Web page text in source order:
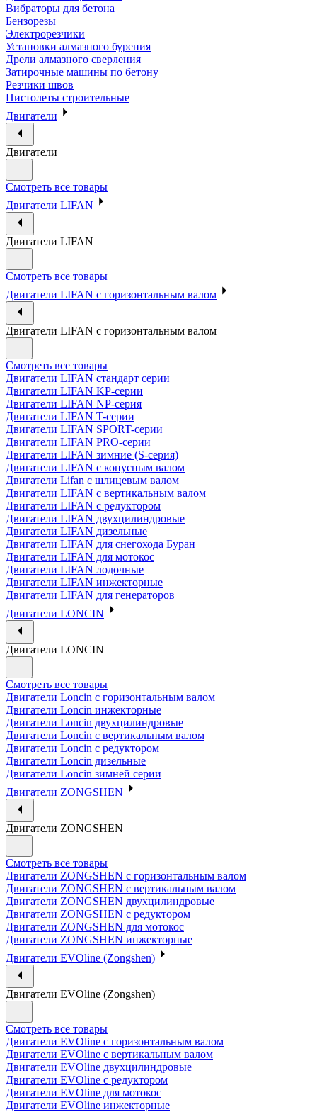
Вибраторы для бетона
Бензорезы
Электрорезчики
Установки алмазного бурения
Дрели алмазного сверления
Затирочные машины по бетону
Резчики швов
Пистолеты строительные
Двигатели
Двигатели
Смотреть все товары
Двигатели LIFAN
Двигатели LIFAN
Смотреть все товары
Двигатели LIFAN с горизонтальным валом
Двигатели LIFAN с горизонтальным валом
Смотреть все товары
Двигатели LIFAN стандарт серии
Двигатели LIFAN KP-серии
Двигатели LIFAN NP-серия
Двигатели LIFAN T-серии
Двигатели LIFAN SPORT-серии
Двигатели LIFAN PRO-серии
Двигатели LIFAN зимние (S-серия)
Двигатели LIFAN с конусным валом
Двигатели Lifan с шлицевым валом
Двигатели LIFAN с вертикальным валом
Двигатели LIFAN с редуктором
Двигатели LIFAN двухцилиндровые
Двигатели LIFAN дизельные
Двигатели LIFAN для снегохода Буран
Двигатели LIFAN для мотокос
Двигатели LIFAN лодочные
Двигатели LIFAN инжекторные
Двигатели LIFAN для генераторов
Двигатели LONCIN
Двигатели LONCIN
Смотреть все товары
Двигатели Loncin с горизонтальным валом
Двигатели Loncin инжекторные
Двигатели Loncin двухцилиндровые
Двигатели Loncin с вертикальным валом
Двигатели Loncin с редуктором
Двигатели Loncin дизельные
Двигатели Loncin зимней серии
Двигатели ZONGSHEN
Двигатели ZONGSHEN
Смотреть все товары
Двигатели ZONGSHEN с горизонтальным валом
Двигатели ZONGSHEN с вертикальным валом
Двигатели ZONGSHEN двухцилиндровые
Двигатели ZONGSHEN с редуктором
Двигатели ZONGSHEN для мотокос
Двигатели ZONGSHEN инжекторные
Двигатели EVOline (Zongshen)
Двигатели EVOline (Zongshen)
Смотреть все товары
Двигатели EVOline с горизонтальным валом
Двигатели EVOline с вертикальным валом
Двигатели EVOline двухцилиндровые
Двигатели EVOline с редуктором
Двигатели EVOline для мотокос
Двигатели EVOline инжекторные